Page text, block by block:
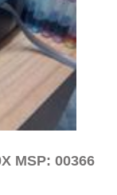
MSP: 00366